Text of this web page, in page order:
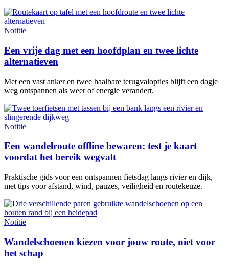
Notitie
Een vrije dag met een hoofdplan en twee lichte
alternatieven
Met een vast anker en twee haalbare terugvalopties blijft een dagje
weg ontspannen als weer of energie verandert.
Notitie
Een wandelroute offline bewaren: test je kaart
voordat het bereik wegvalt
Praktische gids voor een ontspannen fietsdag langs rivier en dijk,
met tips voor afstand, wind, pauzes, veiligheid en routekeuze.
Notitie
Wandelschoenen kiezen voor jouw route, niet voor
het schap